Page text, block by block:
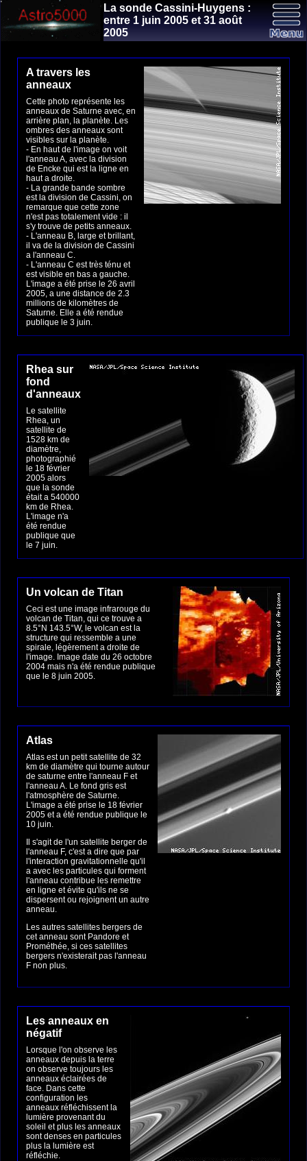
La sonde Cassini-Huygens :
entre 1 juin 2005 et 31 août
2005
A travers les
anneaux
Cette photo représente les
anneaux de Saturne avec, en
arrière plan, la planète. Les
ombres des anneaux sont
visibles sur la planète.
- En haut de l'image on voit
l'anneau A, avec la division
de Encke qui est la ligne en
haut a droite.
- La grande bande sombre
est la division de Cassini, on
remarque que cette zone
n'est pas totalement vide : il
s'y trouve de petits anneaux.
- L'anneau B, large et brillant,
il va de la division de Cassini
a l'anneau C.
- L'anneau C est très ténu et
est visible en bas a gauche.
L'image a été prise le 26 avril
2005, a une distance de 2.3
millions de kilomètres de
Saturne. Elle a été rendue
publique le 3 juin.
Rhea sur
fond
d'anneaux
Le satellite
Rhea, un
satellite de
1528 km de
diamètre,
photographié
le 18 février
2005 alors
que la sonde
était a 540000
km de Rhea.
L'image n'a
été rendue
publique que
le 7 juin.
Un volcan de Titan
Ceci est une image infrarouge du
volcan de Titan, qui ce trouve a
8.5°N 143.5°W, le volcan est la
structure qui ressemble a une
spirale, légèrement a droite de
l'image. Image date du 26 octobre
2004 mais n'a été rendue publique
que le 8 juin 2005.
Atlas
Atlas est un petit satellite de 32
km de diamètre qui tourne autour
de saturne entre l'anneau F et
l'anneau A. Le fond gris est
l'atmosphère de Saturne.
L'image a été prise le 18 février
2005 et a été rendue publique le
10 juin.
Il s'agit de l'un satellite berger de
l'anneau F, c'est a dire que par
l'interaction gravitationnelle qu'il
a avec les particules qui forment
l'anneau contribue les remettre
en ligne et évite qu'ils ne se
dispersent ou rejoignent un autre
anneau.
Les autres satellites bergers de
cet anneau sont Pandore et
Prométhée, si ces satellites
bergers n'existerait pas l'anneau
F non plus.
Les anneaux en
négatif
Lorsque l'on observe les
anneaux depuis la terre
on observe toujours les
anneaux éclairées de
face. Dans cette
configuration les
anneaux réfléchissent la
lumière provenant du
soleil et plus les anneaux
sont denses en particules
plus la lumière est
réfléchie.